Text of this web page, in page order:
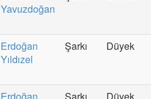
Yavuzdoğan
Erdoğan
Yıldızel
Şarkı Düyek